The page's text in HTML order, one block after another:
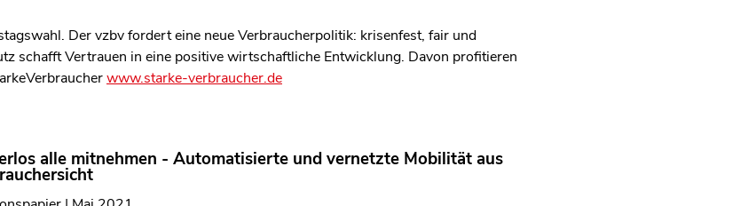
Der vzbv fordert eine neue Verbraucherpolitik: krisenfest, fair und
schafft Vertrauen in eine positive wirtschaftliche Entwicklung. Davon profitieren
www.starke-verbraucher.de
alle mitnehmen - Automatisierte und vernetzte Mobilität aus